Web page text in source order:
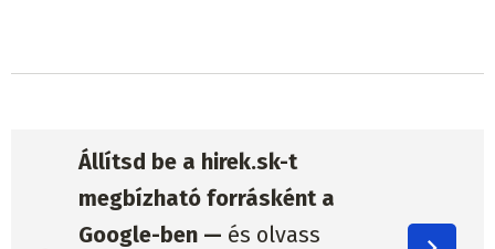
Állítsd be a hirek.sk-t
megbízható forrásként a
Google-ben — és olvass